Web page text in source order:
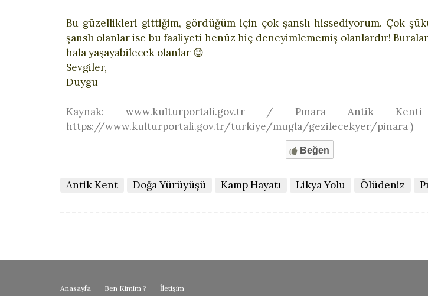
Bu güzellikleri gittiğim, gördüğüm için çok şanslı hissediyorum. Çok
şanslı olanlar ise bu faaliyeti henüz hiç deneyimlememiş olanlardır!
hala yaşayabilecek olanlar 😉
Sevgiler,
Duygu
Kaynak: www.kulturportali.gov.tr / Pınara
https://www.kulturportali.gov.tr/turkiye/mugla/gezilecekyer/pinara )
Beğen
Antik Kent Doğa Yürüyüşü Kamp Hayatı Likya Yolu Ölüdeniz
Anasayfa Ben Kimim ? İletişim